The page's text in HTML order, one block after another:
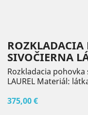
ROZKLADACIA
SIVOČIERNA
Rozkladacia
LAUREL Materiál:
375,00 €